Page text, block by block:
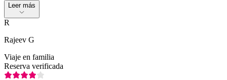
Leer más
R
Rajeev G
Viaje en familia
Reserva verificada